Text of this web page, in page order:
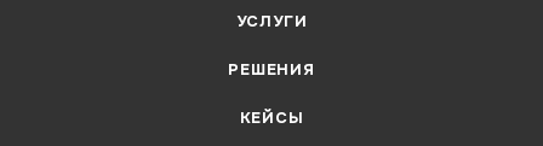
УСЛУГИ
РЕШЕНИЯ
КЕЙСЫ